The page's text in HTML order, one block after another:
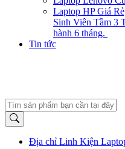
Laptop HP Giá
Sinh Viên Tầm 3
hành 6 tháng.
Tin tức
Địa chỉ Linh Kiện